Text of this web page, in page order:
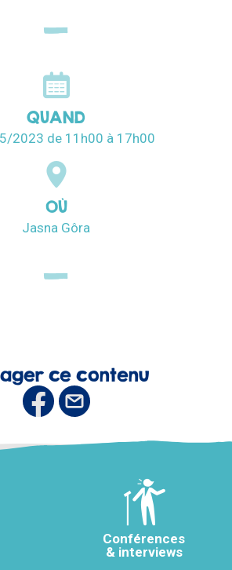
QUAND
2023 de 11h00 à 17h00
OÙ
Jasna Gôra
ce contenu
Conférences
& interviews